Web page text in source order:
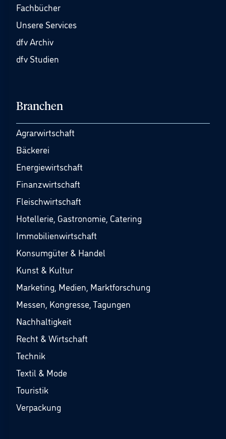
Fachbücher
Unsere Services
dfv Archiv
dfv Studien
Branchen
Agrarwirtschaft
Bäckerei
Energiewirtschaft
Finanzwirtschaft
Fleischwirtschaft
Hotellerie, Gastronomie, Catering
Immobilienwirtschaft
Konsumgüter & Handel
Kunst & Kultur
Marketing, Medien, Marktforschung
Messen, Kongresse, Tagungen
Nachhaltigkeit
Recht & Wirtschaft
Technik
Textil & Mode
Touristik
Verpackung